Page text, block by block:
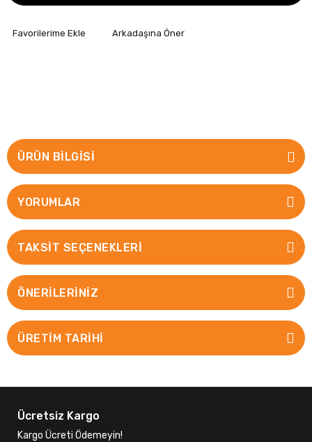
Arkadaşına Öner
ÜRÜN BILGISI
YORUMLAR
TAKSIT SEÇENEKLERI
ÖNERILERINIZ
ÜRETİM TARİHİ
Ücretsiz Kargo
Kargo Ücreti Ödemeyin!